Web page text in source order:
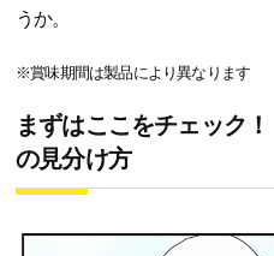
うか。
※賞味期間は製品により異なります
まずはここをチェック
の見分け方